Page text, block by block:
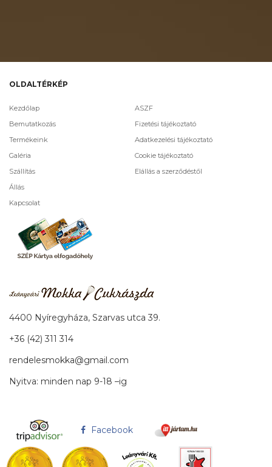
OLDALTÉRKÉP
Kezdőlap
Bemutatkozás
Termékeink
Galéria
Szállítás
Állás
Kapcsolat
ASZF
Fizetési tájékoztató
Adatkezelési tájékoztató
Cookie tájékoztató
Elállás a szerződéstől
4400 Nyíregyháza, Szarvas utca 39.
+36 (42) 311 314
rendelesmokka@gmail.com
Nyitva: minden nap 9-18 –ig
Facebook